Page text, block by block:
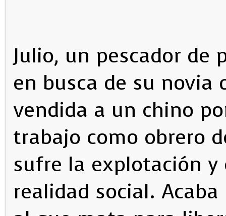
Julio, un pescador de
en busca de su novia
vendida a un chino
trabajo como obrero
sufre la explotación
realidad social.